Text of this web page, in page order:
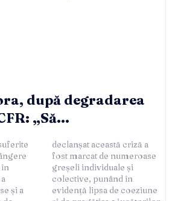
după degradarea
„Să...
și a
a